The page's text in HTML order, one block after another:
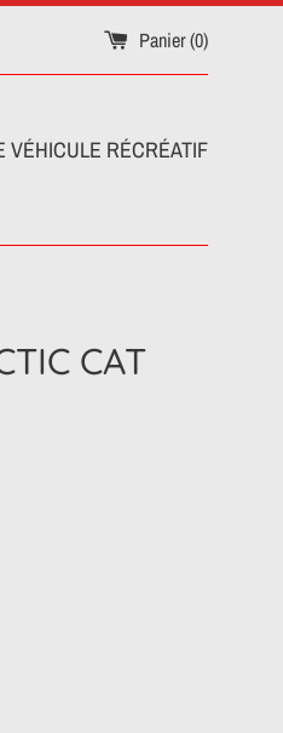
Panier (0)
VÉHICULE RÉCRÉATIF
CAT